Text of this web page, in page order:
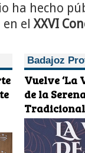
ha hecho
el XXVI
Badajoz
Vuelve ‘La
de la